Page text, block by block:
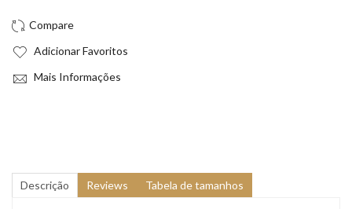
Adicionar Favoritos
Mais Informações
Descrição Reviews Tabela de tamanhos